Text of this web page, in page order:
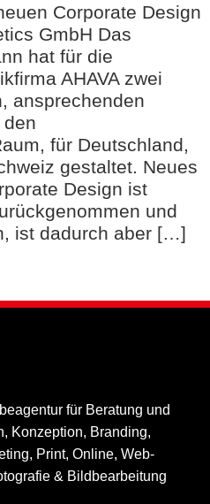
Corporate Design
GmbH Das
hat für die
AHAVA zwei
ansprechenden
den
für Deutschland,
gestaltet. Neues
Design ist
und
ist dadurch aber […]
für Beratung und
Konzeption, Branding,
Print, Online, Web­
& Bildbear­bei­tung